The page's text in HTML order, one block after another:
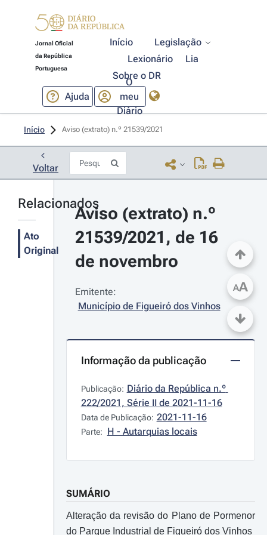
Jornal Oficial
da República
Portuguesa
Início
Legislação
Lexionário
Lia
Sobre o DR
Ajuda
O
meu
Diário
Início Aviso (extrato) n.º 21539/2021
Voltar
Relacionados
Ato
Original
Aviso (extrato) n.º
21539/2021, de 16
de novembro
Emitente:
Município de Figueiró dos Vinhos
Informação da publicação
Publicação: Diário da República n.º
222/2021, Série II de 2021-11-16
Data de Publicação: 2021-11-16
Parte: H - Autarquias locais
SUMÁRIO
Alteração da revisão do Plano de Pormenor
do Parque Industrial de Figueiró dos Vinhos
AA